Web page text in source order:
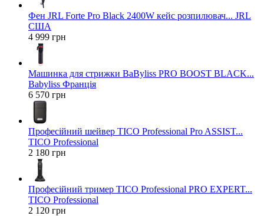
Фен JRL Forte Pro Black 2400W кейс розпилювач... JRL
США
4 999 грн
Машинка для стрижки BaByliss PRO BOOST BLACK...
Babyliss Франція
6 570 грн
Професійний шейвер TICO Professional Pro ASSIST...
TICO Professional
2 180 грн
Професійний тример TICO Professional PRO EXPERT...
TICO Professional
2 120 грн